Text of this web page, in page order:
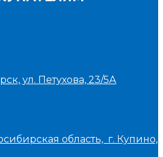
ул. Петухова, 23/5А
область, г. Купино,